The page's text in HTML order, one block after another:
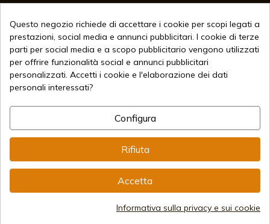
info@aceros-de-hispania.com
(+34) 978 877 088
(+34)676 850 364
Informazioni per il cliente
Dal lunedì al venerdì dalle 09:00 alle 15:00
(Esclusi i giorni festivi)
CIF: ES B44193092 · Iscritta al Registro delle Imprese il
28/01/578, Foglio 242, 2003/670/N/07/08/2003
Il mio account
Il mio account
Questo negozio richiede di accettare i cookie per scopi legati a
prestazioni, social media e annunci pubblicitari. I cookie di terze
parti per social media e a scopo pubblicitario vengono utilizzati
per offrire funzionalità social e annunci pubblicitari
personalizzati. Accetti i cookie e l'elaborazione dei dati
personali interessati?
Configura
Rifiuta
Accetta
Informativa sulla privacy e sui cookie